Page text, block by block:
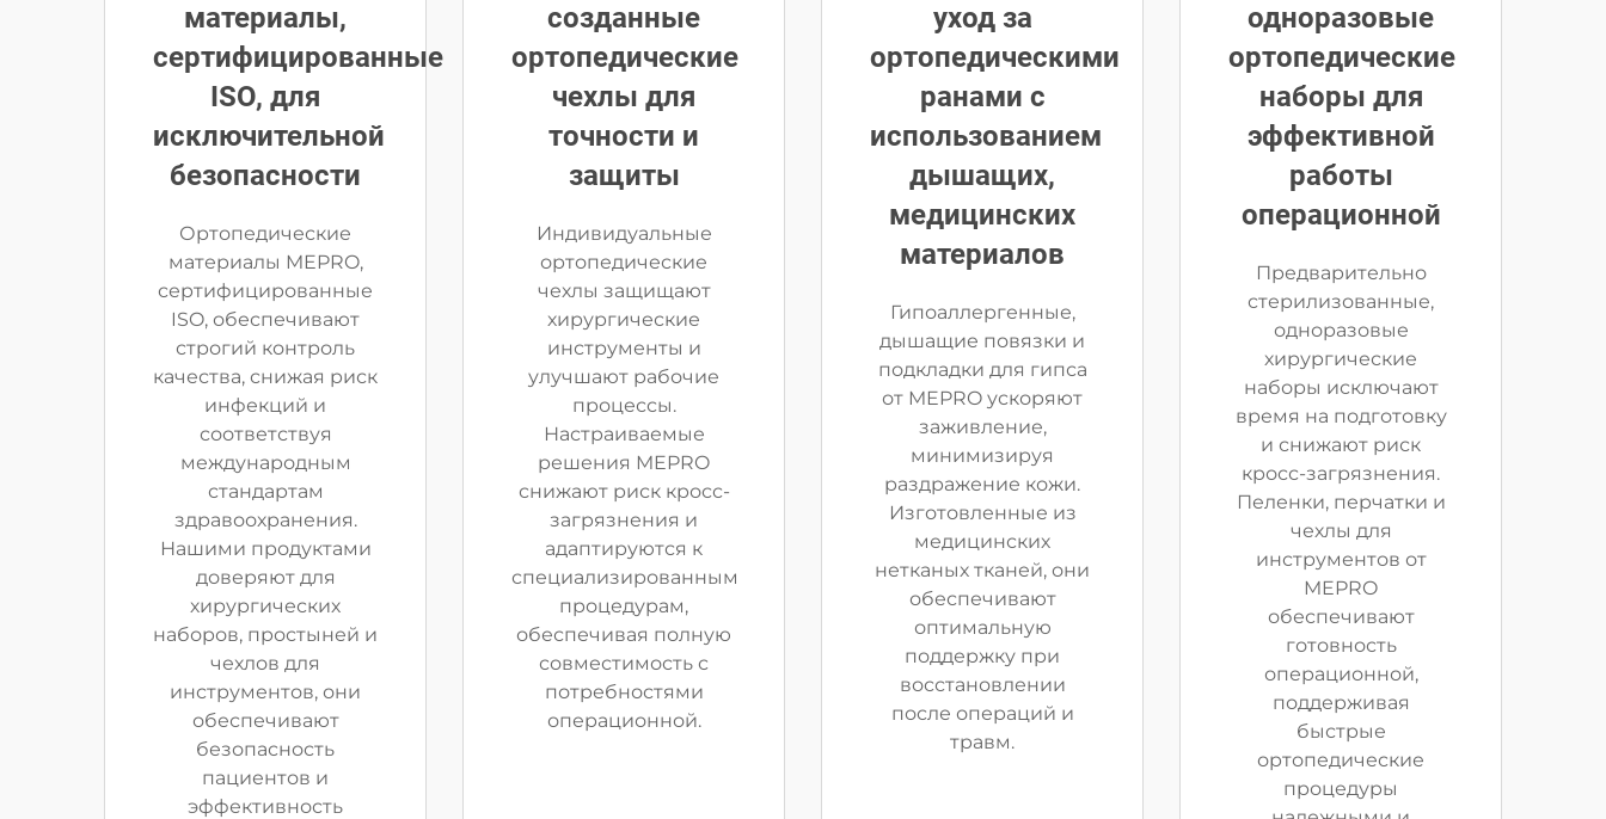
материалы,
сертифицированные
ISO, для
исключительной
безопасности
Ортопедические
материалы MEPRO,
сертифицированные
ISO, обеспечивают
строгий контроль
качества, снижая риск
инфекций и
соответствуя
международным
стандартам
здравоохранения.
Нашими продуктами
доверяют для
хирургических
наборов, простыней и
чехлов для
инструментов, они
обеспечивают
безопасность
пациентов и
эффективность
созданные
ортопедические
чехлы для
точности и
защиты
Индивидуальные
ортопедические
чехлы защищают
хирургические
инструменты и
улучшают рабочие
процессы.
Настраиваемые
решения MEPRO
снижают риск кросс-
загрязнения и
адаптируются к
специализированным
процедурам,
обеспечивая полную
совместимость с
потребностями
операционной.
уход за
ортопедическими
ранами с
использованием
дышащих,
медицинских
материалов
Гипоаллергенные,
дышащие повязки и
подкладки для гипса
от MEPRO ускоряют
заживление,
минимизируя
раздражение кожи.
Изготовленные из
медицинских
нетканых тканей, они
обеспечивают
оптимальную
поддержку при
восстановлении
после операций и
травм.
одноразовые
ортопедические
наборы для
эффективной
работы
операционной
Предварительно
стерилизованные,
одноразовые
хирургические
наборы исключают
время на подготовку
и снижают риск
кросс-загрязнения.
Пеленки, перчатки и
чехлы для
инструментов от
MEPRO
обеспечивают
готовность
операционной,
поддерживая
быстрые
ортопедические
процедуры